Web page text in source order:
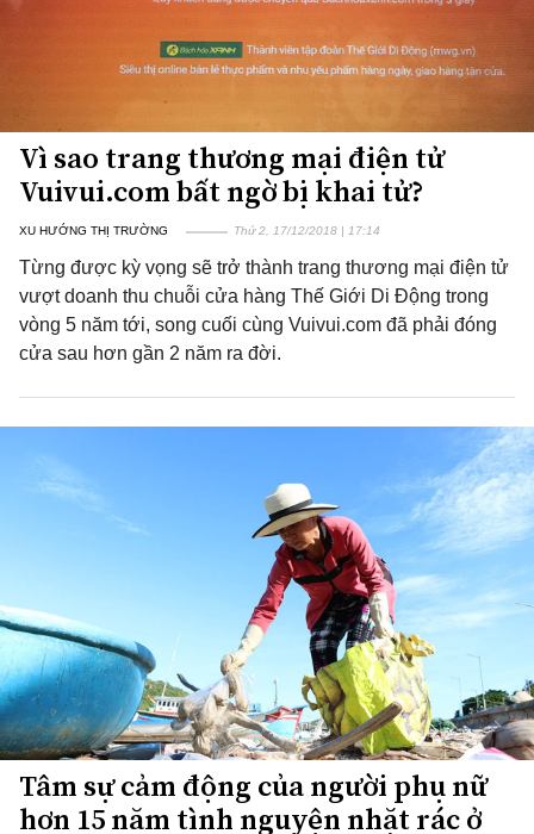
Vì sao trang thương mại điện tử
Vuivui.com bất ngờ bị khai tử?
XU HƯỚNG THỊ TRƯỜNG Thứ 2, 17/12/2018 | 17:14
Từng được kỳ vọng sẽ trở thành trang thương mại điện tử
vượt doanh thu chuỗi cửa hàng Thế Giới Di Động trong
vòng 5 năm tới, song cuối cùng Vuivui.com đã phải đóng
cửa sau hơn gần 2 năm ra đời.
Tâm sự cảm động của người phụ nữ
hơn 15 năm tình nguyện nhặt rác ở